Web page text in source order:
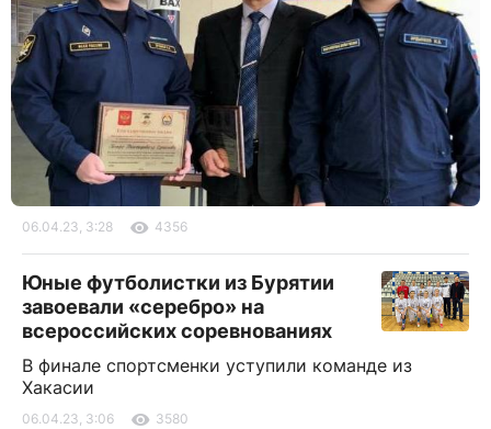
06.04.23, 3:28 4356
Юные футболистки из Бурятии
завоевали «серебро» на
всероссийских соревнованиях
В финале спортсменки уступили команде из
Хакасии
06.04.23, 3:06 3580